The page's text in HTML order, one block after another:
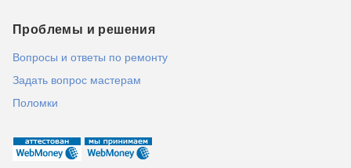
Проблемы и решения
Вопросы и ответы по ремонту
Задать вопрос мастерам
Поломки